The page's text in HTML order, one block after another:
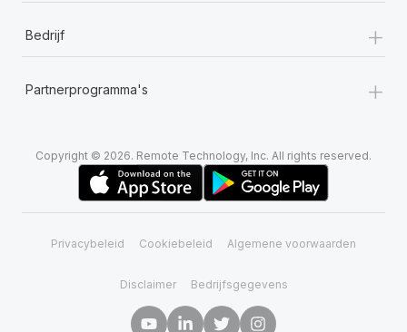
Bedrijf +
Partnerprogramma's +
Copyright © 2026. Remote Technology, Inc. All rights reserved.
Privacybeleid Cookiebeleid Algemene voorwaarden
Disclaimer Bedrijfsgegevens